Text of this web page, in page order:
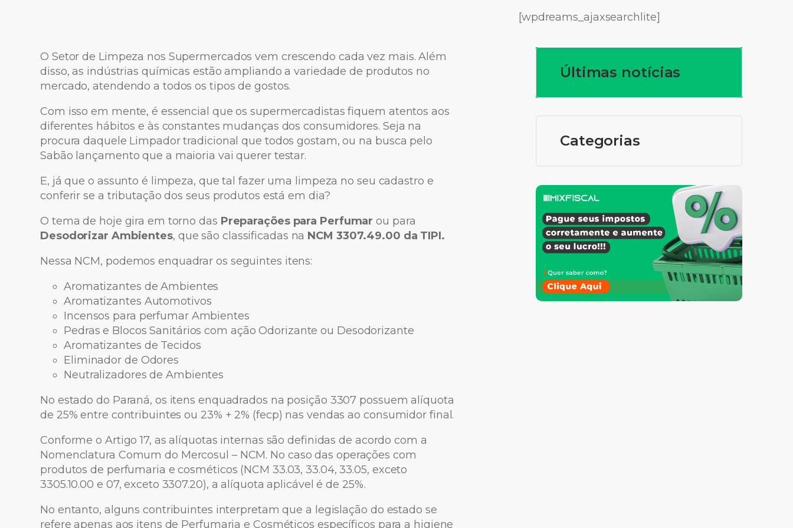
O Setor de Limpeza nos Supermercados vem crescendo cada vez mais. Além
disso, as indústrias químicas estão ampliando a variedade de produtos no
mercado, atendendo a todos os tipos de gostos.
Com isso em mente, é essencial que os supermercadistas fiquem atentos aos
diferentes hábitos e às constantes mudanças dos consumidores. Seja na
procura daquele Limpador tradicional que todos gostam, ou na busca pelo
Sabão lançamento que a maioria vai querer testar.
E, já que o assunto é limpeza, que tal fazer uma limpeza no seu cadastro e
conferir se a tributação dos seus produtos está em dia?
O tema de hoje gira em torno das Preparações para Perfumar ou para
Desodorizar Ambientes, que são classificadas na NCM 3307.49.00 da TIPI.
Nessa NCM, podemos enquadrar os seguintes itens:
Aromatizantes de Ambientes
Aromatizantes Automotivos
Incensos para perfumar Ambientes
Pedras e Blocos Sanitários com ação Odorizante ou Desodorizante
Aromatizantes de Tecidos
Eliminador de Odores
Neutralizadores de Ambientes
No estado do Paraná, os itens enquadrados na posição 3307 possuem alíquota
de 25% entre contribuintes ou 23% + 2% (fecp) nas vendas ao consumidor final.
Conforme o Artigo 17, as alíquotas internas são definidas de acordo com a
Nomenclatura Comum do Mercosul – NCM. No caso das operações com
produtos de perfumaria e cosméticos (NCM 33.03, 33.04, 33.05, exceto
3305.10.00 e 07, exceto 3307.20), a alíquota aplicável é de 25%.
No entanto, alguns contribuintes interpretam que a legislação do estado se
refere apenas aos itens de Perfumaria e Cosméticos específicos para a higiene
Últimas notícias
Categorias
[wpdreams_ajaxsearchlite]